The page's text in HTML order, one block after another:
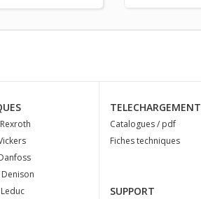
TELECHARGEMENT
Catalogues / pdf
Fiches techniques
SUPPORT